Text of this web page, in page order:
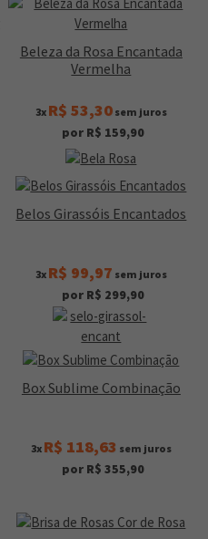
Beleza da Rosa Encantada
Vermelha
3x R$ 53,30sem juros
por R$ 159,90
Belos Girassóis Encantados
3x R$ 99,97 sem juros
por R$ 299,90
Box Sublime Combinação
3x R$ 118,63 sem juros
por R$ 355,90